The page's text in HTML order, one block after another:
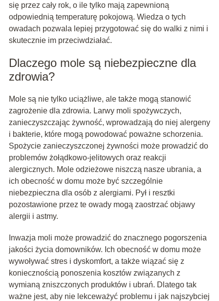
się przez cały rok, o ile tylko mają zapewnioną
odpowiednią temperaturę pokojową. Wiedza o tych
owadach pozwala lepiej przygotować się do walki z nimi i
skutecznie im przeciwdziałać.
Dlaczego mole są niebezpieczne dla
zdrowia?
Mole są nie tylko uciążliwe, ale także mogą stanowić
zagrożenie dla zdrowia. Larwy moli spożywczych,
zanieczyszczając żywność, wprowadzają do niej alergeny
i bakterie, które mogą powodować poważne schorzenia.
Spożycie zanieczyszczonej żywności może prowadzić do
problemów żołądkowo-jelitowych oraz reakcji
alergicznych. Mole odzieżowe niszczą nasze ubrania, a
ich obecność w domu może być szczególnie
niebezpieczna dla osób z alergiami. Pył i resztki
pozostawione przez te owady mogą zaostrzać objawy
alergii i astmy.
Inwazja moli może prowadzić do znacznego pogorszenia
jakości życia domowników. Ich obecność w domu może
wywoływać stres i dyskomfort, a także wiązać się z
koniecznością ponoszenia kosztów związanych z
wymianą zniszczonych produktów i ubrań. Dlatego tak
ważne jest, aby nie lekceważyć problemu i jak najszybciej